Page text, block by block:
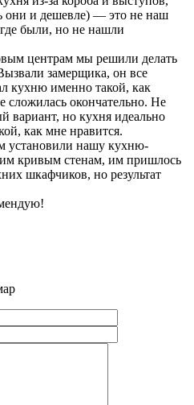
они и дешевле) — это не наш
были, но не нашли
центрам мы решили делать
замерщика, он все
кухню именно такой, как
сложилась окончательно. Не
вариант, но кухня идеально
как мне нравится.
установили нашу кухню-
кривым стенам, им пришлось
шкафчиков, но результат